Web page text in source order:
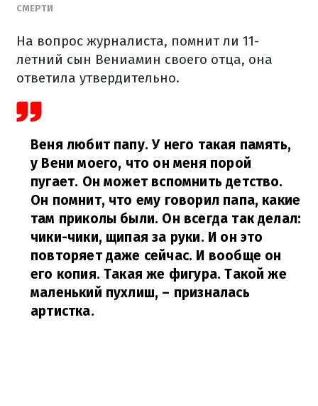
СМЕРТИ
На вопрос журналиста, помнит ли 11-
летний сын Вениамин своего отца, она
ответила утвердительно.
Веня любит папу. У него такая память,
у Вени моего, что он меня порой
пугает. Он может вспомнить детство.
Он помнит, что ему говорил папа, какие
там приколы были. Он всегда так делал:
чики-чики, щипая за руки. И он это
повторяет даже сейчас. И вообще он
его копия. Такая же фигура. Такой же
маленький пухлиш, – призналась
артистка.